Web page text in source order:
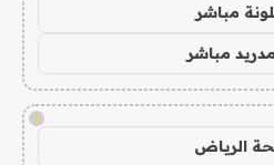
مباشر
مباشر
!
الرياض